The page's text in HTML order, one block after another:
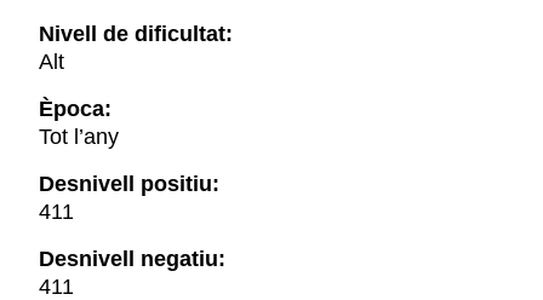
Nivell de dificultat:
Alt
Època:
Tot l’any
Desnivell positiu:
411
Desnivell negatiu:
411